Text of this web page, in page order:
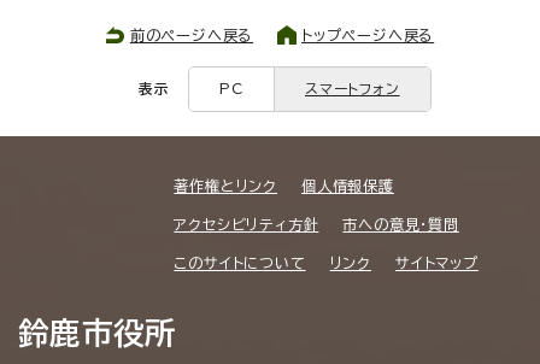
前のページへ戻る トップページへ戻る
表示 PC スマートフォン
著作権とリンク 個人情報保護
アクセシビリティ方針 市への意見・質問
このサイトについて リンク サイトマップ
鈴鹿市役所